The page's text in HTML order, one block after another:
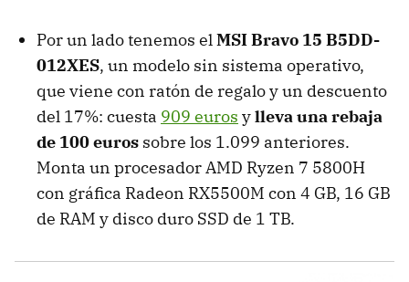
Por un lado tenemos elMSI Bravo 15 B5DD-
012XES, un modelo sin sistema operativo,
que viene con ratón de regalo y un descuento
del 17%: cuesta 909 euros ylleva una rebaja
de 100 euros sobre los 1.099 anteriores.
Monta un procesador AMD Ryzen 7 5800H
con gráfica Radeon RX5500M con 4 GB, 16 GB
de RAM y disco duro SSD de 1 TB.